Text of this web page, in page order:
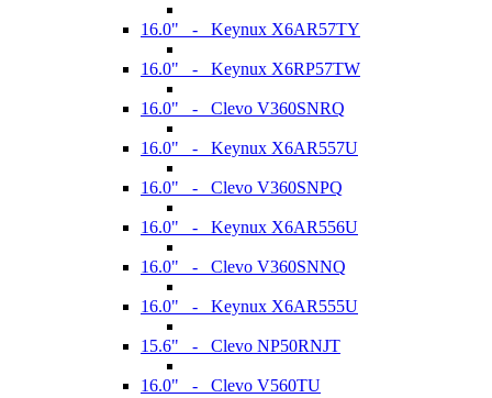
16.0" - Keynux X6AR57TY
16.0" - Keynux X6RP57TW
16.0" - Clevo V360SNRQ
16.0" - Keynux X6AR557U
16.0" - Clevo V360SNPQ
16.0" - Keynux X6AR556U
16.0" - Clevo V360SNNQ
16.0" - Keynux X6AR555U
15.6" - Clevo NP50RNJT
16.0" - Clevo V560TU